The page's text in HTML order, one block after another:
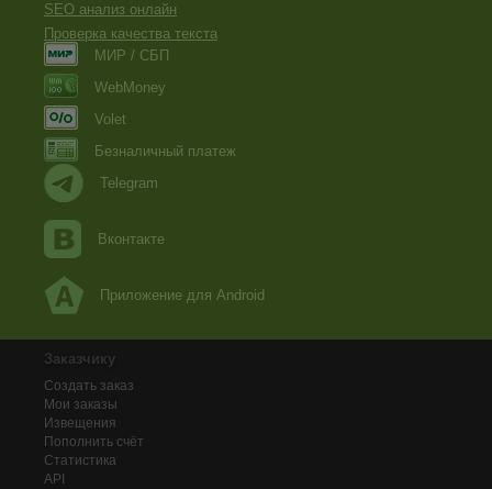
SEO анализ онлайн
Проверка качества текста
МИР / СБП
WebMoney
Volet
Безналичный платеж
Telegram
Вконтакте
Приложение для Android
Заказчику
Создать заказ
Мои заказы
Извещения
Пополнить счёт
Статистика
API